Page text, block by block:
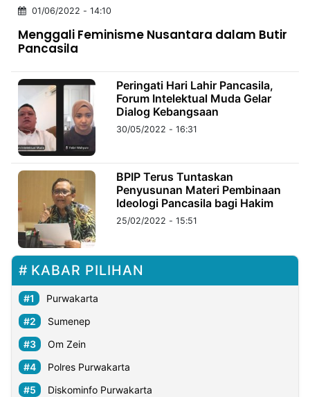
01/06/2022 - 14:10
Menggali Feminisme Nusantara dalam Butir
Pancasila
Peringati Hari Lahir Pancasila,
Forum Intelektual Muda Gelar
Dialog Kebangsaan
30/05/2022 - 16:31
BPIP Terus Tuntaskan
Penyusunan Materi Pembinaan
Ideologi Pancasila bagi Hakim
25/02/2022 - 15:51
KABAR PILIHAN
Purwakarta
Sumenep
Om Zein
Polres Purwakarta
Diskominfo Purwakarta